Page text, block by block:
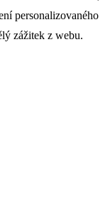
personalizovaného
zážitek z webu.